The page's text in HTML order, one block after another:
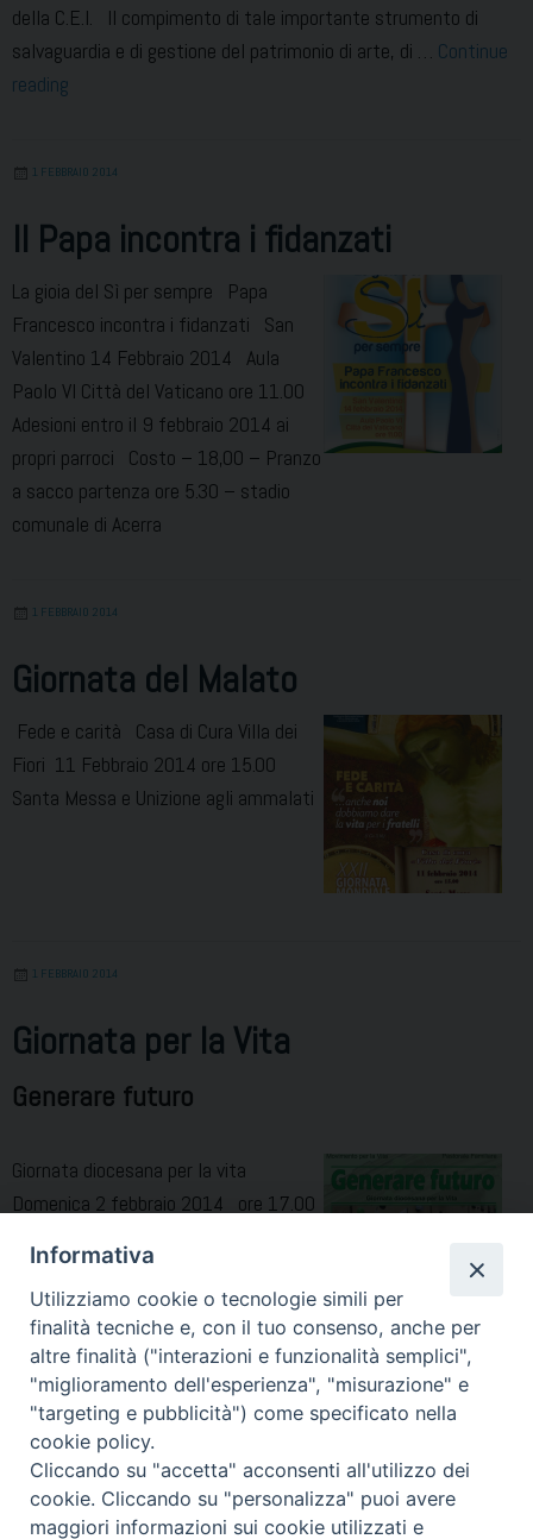
della C.E.I. Il compimento di tale importante strumento di
salvaguardia e di gestione del patrimonio di arte, di … Continue
reading
1 FEBBRAIO 2014
Il Papa incontra i fidanzati
La gioia del Sì per sempre Papa
Francesco incontra i fidanzati San
Valentino 14 Febbraio 2014 Aula
Paolo VI Città del Vaticano ore 11.00
Adesioni entro il 9 febbraio 2014 ai
propri parroci Costo – 18,00 – Pranzo
a sacco partenza ore 5.30 – stadio
comunale di Acerra
1 FEBBRAIO 2014
Giornata del Malato
Fede e carità Casa di Cura Villa dei
Fiori 11 Febbraio 2014 ore 15.00
Santa Messa e Unizione agli ammalati
1 FEBBRAIO 2014
Giornata per la Vita
Generare futuro
Giornata diocesana per la vita
Domenica 2 febbraio 2014 ore 17.00
Giuseppe in Acerra ore 17.30 Marica
per la Vita ore 18.45 Arrivo in
Cattedrale Interverrano Sua Ecc.za
Mons. Antonio Di Donna, vescovo di
Acerra Dott. Antonio Pintauro, Presidente MPV Acerra
Testimonianza
« Pagina precedente 33
Informativa
Utilizziamo cookie o tecnologie simili per
finalità tecniche e, con il tuo consenso, anche per
altre finalità ("interazioni e funzionalità semplici",
"miglioramento dell'esperienza", "misurazione" e
"targeting e pubblicità") come specificato nella
cookie policy.
Cliccando su "accetta" acconsenti all'utilizzo dei
cookie. Cliccando su "personalizza" puoi avere
maggiori informazioni sui cookie utilizzati e